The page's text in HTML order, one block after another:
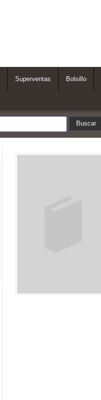
Superventas Bolsillo